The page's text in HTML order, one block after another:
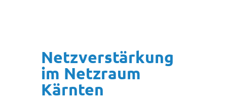
Netzverstärkung
im Netzraum
Kärnten